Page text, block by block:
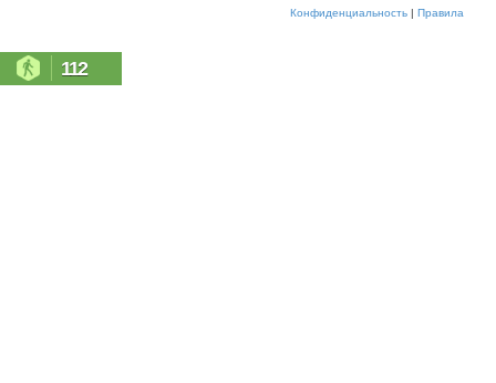
Конфиденциальность | Правила
112